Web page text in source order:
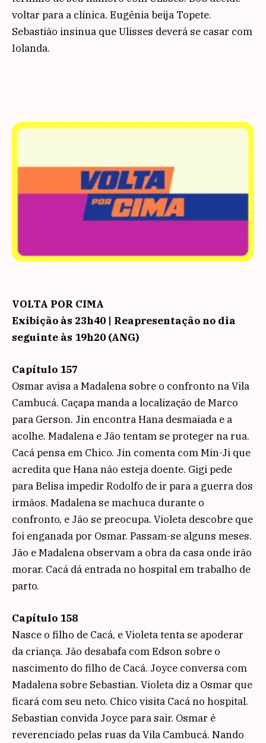
voltar para a clínica. Eugênia beija Topete.
Sebastião insinua que Ulisses deverá se casar com
Iolanda.
VOLTA POR CIMA
Exibição às 23h40 | Reapresentação no dia
seguinte às 19h20 (ANG)
Capítulo 157
Osmar avisa a Madalena sobre o confronto na Vila
Cambucá. Caçapa manda a localização de Marco
para Gerson. Jin encontra Hana desmaiada e a
acolhe. Madalena e Jão tentam se proteger na rua.
Cacá pensa em Chico. Jin comenta com Min-Ji que
acredita que Hana não esteja doente. Gigi pede
para Belisa impedir Rodolfo de ir para a guerra dos
irmãos. Madalena se machuca durante o
confronto, e Jão se preocupa. Violeta descobre que
foi enganada por Osmar. Passam-se alguns meses.
Jão e Madalena observam a obra da casa onde irão
morar. Cacá dá entrada no hospital em trabalho de
parto.
Capítulo 158
Nasce o filho de Cacá, e Violeta tenta se apoderar
da criança. Jão desabafa com Edson sobre o
nascimento do filho de Cacá. Joyce conversa com
Madalena sobre Sebastian. Violeta diz a Osmar que
ficará com seu neto. Chico visita Cacá no hospital.
Sebastian convida Joyce para sair. Osmar é
reverenciado pelas ruas da Vila Cambucá. Nando